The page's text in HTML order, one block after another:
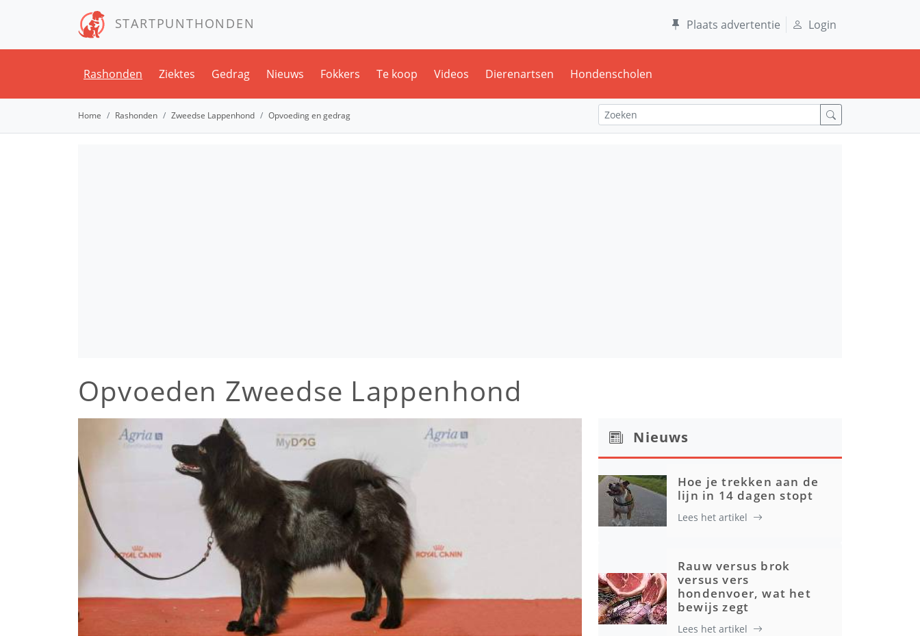
STARTPUNTHONDEN Plaats advertentie Login
Rashonden Ziektes Gedrag Nieuws Fokkers Te koop Videos Dierenartsen Hondenscholen
Home Rashonden Zweedse Lappenhond Opvoeding en gedrag
Opvoeden Zweedse Lappenhond
Nieuws
Hoe je trekken aan de
lijn in 14 dagen stopt
Lees het artikel
Rauw versus brok
versus vers
hondenvoer, wat het
bewijs zegt
Lees het artikel